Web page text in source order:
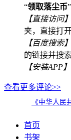
“领取落尘币
【直接访问】
夹，直接打
【百度搜索】
的链接并搜
【安装APP】
查看更多评论>>
《中华人民
首页
书架